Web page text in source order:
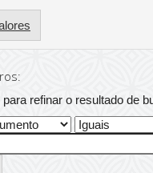
refinar o resultado de